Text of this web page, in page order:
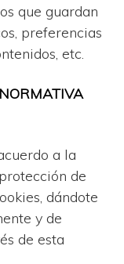
que guardan
preferencias
etc.
a la
de
dándote
y de
de esta